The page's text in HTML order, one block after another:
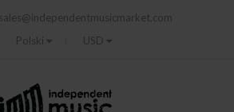
sales@independentmusicmarket.com
Polski
USD